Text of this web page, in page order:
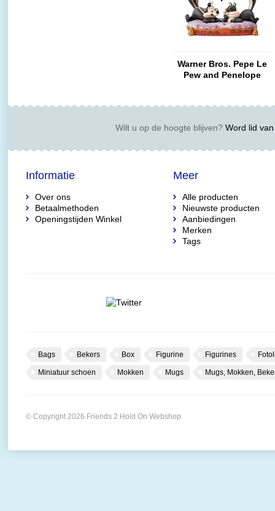
Warner Bros. Pepe Le
Pew and Penelope
Wilt u op de hoogte blijven?Word lid van
Informatie
Over ons
Betaalmethoden
Openingstijden Winkel
Meer
Alle producten
Nieuwste producten
Aanbiedingen
Merken
Tags
Bags Bekers Box Figurine Figurines
Miniatuur schoen Mokken Mugs Mugs, Mokken,
© Copyright 2026 Friends 2 Hold On Webshop